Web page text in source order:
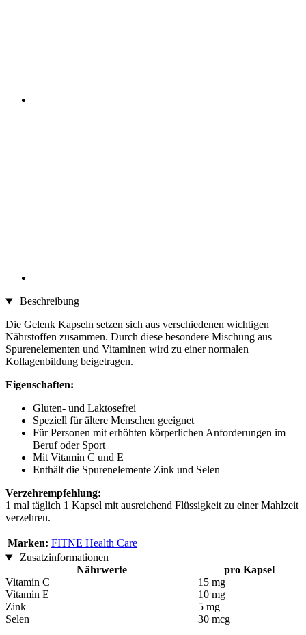
Beschreibung
Die Gelenk Kapseln setzen sich aus verschiedenen wichtigen
Nährstoffen zusammen. Durch diese besondere Mischung aus
Spurenelementen und Vitaminen wird zu einer normalen
Kollagenbildung beigetragen.
Eigenschaften:
Gluten- und Laktosefrei
Speziell für ältere Menschen geeignet
Für Personen mit erhöhten körperlichen Anforderungen im
Beruf oder Sport
Mit Vitamin C und E
Enthält die Spurenelemente Zink und Selen
Verzehrempfehlung:
1 mal täglich 1 Kapsel mit ausreichend Flüssigkeit zu einer Mahlzeit
verzehren.
Marken: FITNE Health Care
Zusatzinformationen
Nährwerte
pro Kapsel
Vitamin C
15 mg
Vitamin E
10 mg
Zink
5 mg
Selen
30 mcg